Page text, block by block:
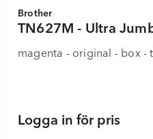
Brother
TN627M - Ultra
magenta - original - box -
Logga in för pris